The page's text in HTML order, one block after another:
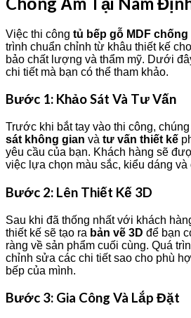
Việc thi công tủ bếp gỗ MDF chống
trình chuẩn chỉnh từ khâu thiết kế
bảo chất lượng và thẩm mỹ. Dưới
chi tiết mà bạn có thể tham khảo.
Bước 1: Khảo Sát Và Tư Vấn
Trước khi bắt tay vào thi công,
sát không gian và tư vấn thiết kế
yêu cầu của bạn. Khách hàng sẽ
việc lựa chọn màu sắc, kiểu dáng và
Bước 2: Lên Thiết Kế 3D
Sau khi đã thống nhất với khách
thiết kế sẽ tạo ra bản vẽ 3D để bạn
ràng về sản phẩm cuối cùng. Quá
chỉnh sửa các chi tiết sao cho phù
bếp của mình.
Bước 3: Gia Công Và Lắp Đặt